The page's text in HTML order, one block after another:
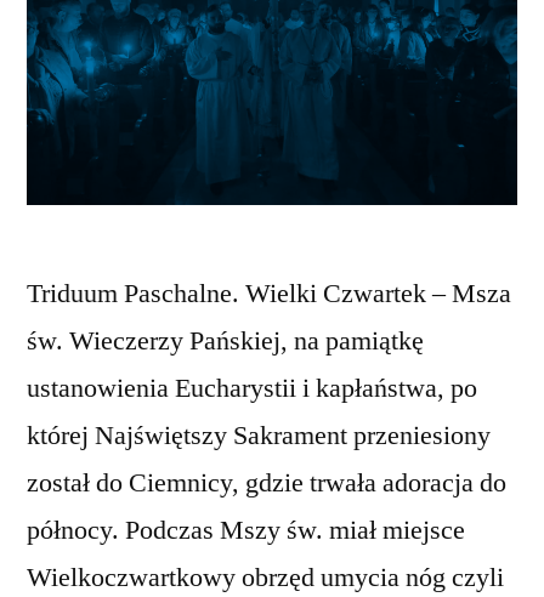
Triduum Paschalne. Wielki Czwartek – Msza
św. Wieczerzy Pańskiej, na pamiątkę
ustanowienia Eucharystii i kapłaństwa, po
której Najświętszy Sakrament przeniesiony
został do Ciemnicy, gdzie trwała adoracja do
północy. Podczas Mszy św. miał miejsce
Wielkoczwartkowy obrzęd umycia nóg czyli